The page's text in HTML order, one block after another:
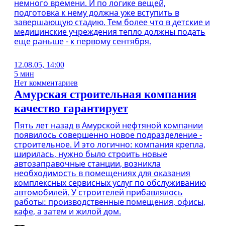
немного времени. И по логике вещей,
подготовка к нему должна уже вступить в
завершающую стадию. Тем более что в детские и
медицинские учреждения тепло должны подать
еще раньше - к первому сентября.
12.08.05, 14:00
5 мин
Нет комментариев
Амурская строительная компания
качество гарантирует
Пять лет назад в Амурской нефтяной компании
появилось совершенно новое подразделение -
строительное. И это логично: компания крепла,
ширилась, нужно было строить новые
автозаправочные станции, возникла
необходимость в помещениях для оказания
комплексных сервисных услуг по обслуживанию
автомобилей. У строителей прибавлялось
работы: производственные помещения, офисы,
кафе, а затем и жилой дом.